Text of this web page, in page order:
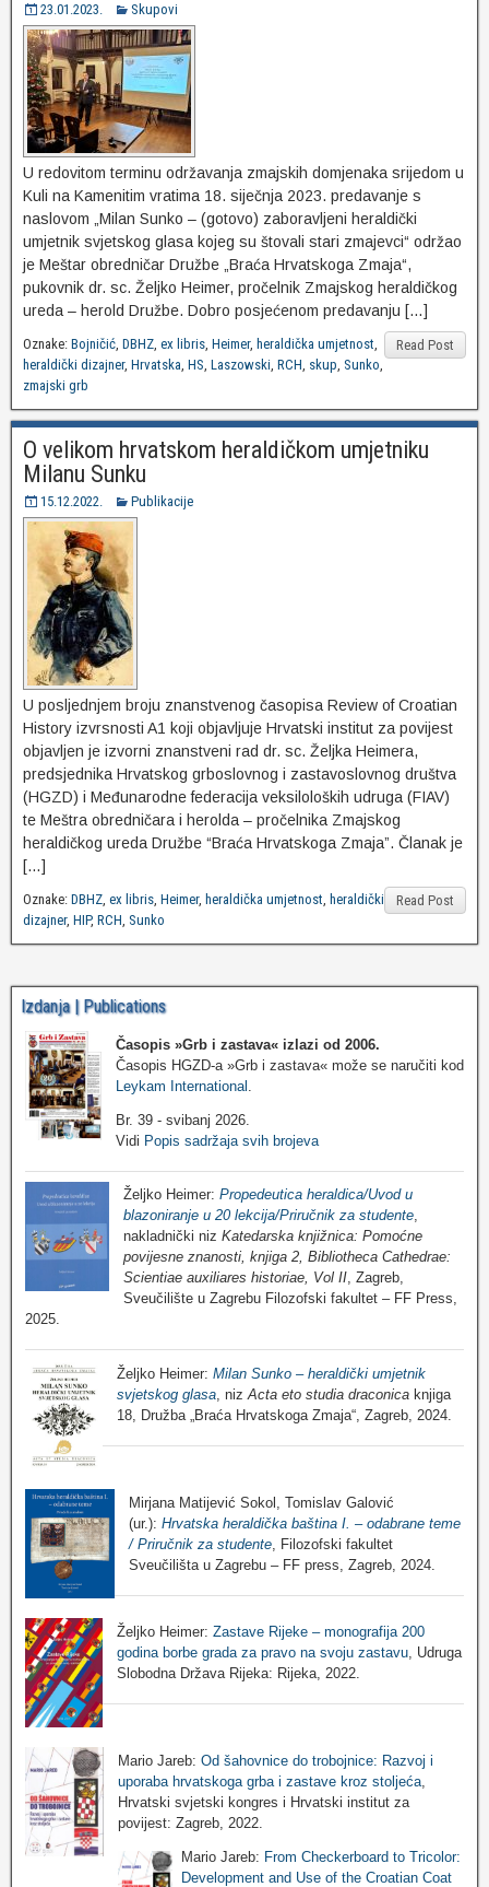
23.01.2023. Skupovi
U redovitom terminu održavanja zmajskih domjenaka srijedom u
Kuli na Kamenitim vratima 18. siječnja 2023. predavanje s
naslovom „Milan Sunko – (gotovo) zaboravljeni heraldički
umjetnik svjetskog glasa kojeg su štovali stari zmajevci“ održao
je Meštar obredničar Družbe „Braća Hrvatskoga Zmaja“,
pukovnik dr. sc. Željko Heimer, pročelnik Zmajskog heraldičkog
ureda – herold Družbe. Dobro posjećenom predavanju […]
Read Post
Oznake: Bojničić, DBHZ, ex libris, Heimer, heraldička umjetnost,
heraldički dizajner, Hrvatska, HS, Laszowski, RCH, skup, Sunko,
zmajski grb
O velikom hrvatskom heraldičkom umjetniku
Milanu Sunku
15.12.2022. Publikacije
U posljednjem broju znanstvenog časopisa Review of Croatian
History izvrsnosti A1 koji objavljuje Hrvatski institut za povijest
objavljen je izvorni znanstveni rad dr. sc. Željka Heimera,
predsjednika Hrvatskog grboslovnog i zastavoslovnog društva
(HGZD) i Međunarodne federacija veksiloloških udruga (FIAV)
te Meštra obredničara i herolda – pročelnika Zmajskog
heraldičkog ureda Družbe “Braća Hrvatskoga Zmaja”. Članak je
[…]
Read Post
Oznake: DBHZ, ex libris, Heimer, heraldička umjetnost, heraldički
dizajner, HIP, RCH, Sunko
Izdanja | Publications
Časopis »Grb i zastava« izlazi od 2006.
Časopis HGZD-a »Grb i zastava« može se naručiti kod
Leykam International
Br. 39 - svibanj 2026.
Vidi Popis sadržaja svih brojeva
Željko Heimer: Propedeutica heraldica/Uvod u
blazoniranje u 20 lekcija/Priručnik za studente,
nakladnički niz Katedarska knjižnica: Pomoćne
povijesne znanosti, knjiga 2, Bibliotheca Cathedrae:
Scientiae auxiliares historiae, Vol II, Zagreb,
Sveučilište u Zagrebu Filozofski fakultet – FF Press,
2025.
Željko Heimer: Milan Sunko – heraldički umjetnik
svjetskog glasa , niz Acta eto studia draconica knjiga
18, Družba „Braća Hrvatskoga Zmaja“, Zagreb, 2024.
Mirjana Matijević Sokol, Tomislav Galović
(ur.): Hrvatska heraldička baština I. – odabrane teme
/ Priručnik za studente, Filozofski fakultet
Sveučilišta u Zagrebu – FF press, Zagreb, 2024.
Željko Heimer: Zastave Rijeke – monografija 200
godina borbe grada za pravo na svoju zastavu, Udruga
Slobodna Država Rijeka: Rijeka, 2022.
Mario Jareb: Od šahovnice do trobojnice: Razvoj i
uporaba hrvatskoga grba i zastave kroz stoljeća,
Hrvatski svjetski kongres i Hrvatski institut za
povijest: Zagreb, 2022.
Mario Jareb: From Checkerboard to Tricolor:
Development and Use of the Croatian Coat